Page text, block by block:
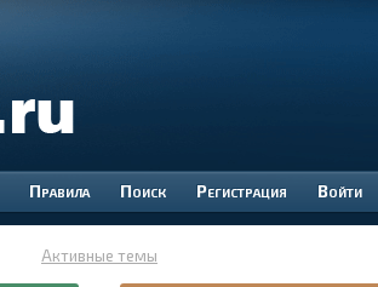
Правила Поиск Регистрация Войти
Активные темы